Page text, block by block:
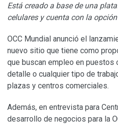
Está creado a base de una
celulares y cuenta con la
OCC Mundial anunció el
nuevo sitio que tiene como
que buscan empleo en puestos
detalle o cualquier tipo de
plazas y centros comerciales.
Además, en entrevista para
desarrollo de negocios para la